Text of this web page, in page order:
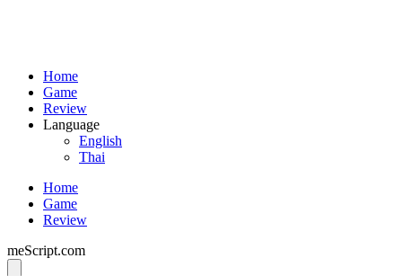
Home
Game
Review
Language
English
Thai
Home
Game
Review
meScript.com